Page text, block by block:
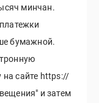
минчан.
бумажной.
сайте https://
и затем